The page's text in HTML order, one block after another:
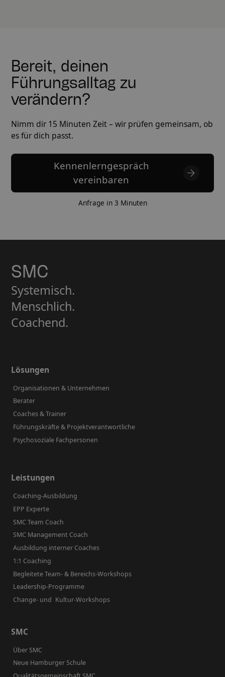
Bereit, deinen
Führungsalltag zu
verändern?
Nimm dir 15 Minuten Zeit – wir prüfen gemeinsam, ob
es für dich passt.
Kennenlerngespräch
vereinbaren
Anfrage in 3 Minuten
SMC
Systemisch.
Menschlich.
Coachend.
Lösungen
Organisationen & Unternehmen
Berater
Coaches & Trainer
Führungskräfte & Projektverantwortliche
Psychosoziale Fachpersonen
Leistungen
Coaching-Ausbildung
EPP Experte
SMC Team Coach
SMC Management Coach
Ausbildung interner Coaches
1:1 Coaching
Begleitete Team- & Bereichs-Workshops
Leadership-Programme
Change- und Kultur-Workshops
SMC
Über SMC
Neue Hamburger Schule